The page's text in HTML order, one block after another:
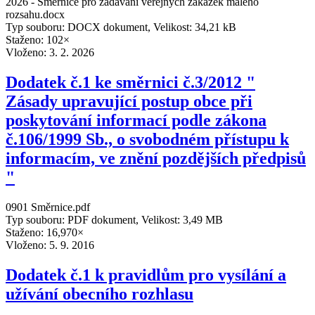
rozsahu.docx
Typ souboru: DOCX dokument, Velikost: 34,21 kB
Staženo: 102×
Vloženo: 3. 2. 2026
Dodatek č.1 ke směrnici č.3/2012 "
Zásady upravující postup obce při
poskytování informací podle zákona
č.106/1999 Sb., o svobodném přístupu k
informacím, ve znění pozdějších předpisů
"
0901 Směrnice.pdf
Typ souboru: PDF dokument, Velikost: 3,49 MB
Staženo: 16,970×
Vloženo: 5. 9. 2016
Dodatek č.1 k pravidlům pro vysílání a
užívání obecního rozhlasu